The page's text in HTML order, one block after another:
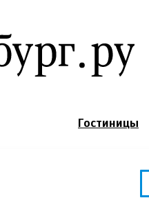
Гостиницы